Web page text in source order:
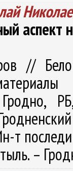
аспект
//
Гродно,
т
–